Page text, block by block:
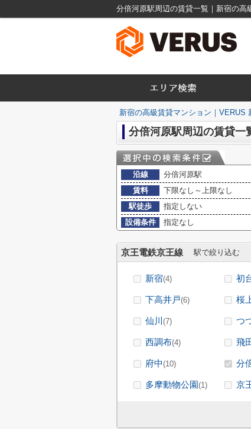
分倍河原駅周辺の賃貸一覧｜新宿の
新宿の高級賃貸マンション｜VERUS
分倍河原駅周辺の賃貸一
沿線
分倍河原駅
賃料
下限なし～上限なし
駅徒歩
指定しない
設備条件
指定なし
京王電鉄京王線 駅で絞り込む
新宿(4) 初
下高井戸(6) 桜
仙川 (7) つ
西調布(4) 飛
府中(10) 分
多摩動物公園(1) 京